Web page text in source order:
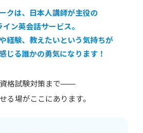
クは、日本人講師が主役の
イン英会話サービス。
経験、教えたいという気持ちが
じる誰かの勇気になります！
格試験対策まで——
る場がここにあります。